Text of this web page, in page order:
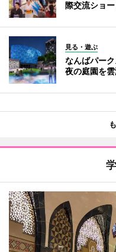
際交流ショー
見る・遊ぶ
なんばパー
夜の庭園を